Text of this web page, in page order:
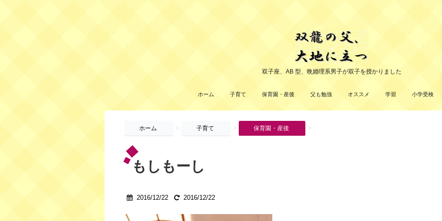
双子座、AB 型、晩婚理系男子が双子を授かりました
ホーム 子育て 保育園・産後 父も勉強 オススメ 学習 小学受検
ホーム > 子育て > 保育園・産後 >
もしもーし
2016/12/22 2016/12/22